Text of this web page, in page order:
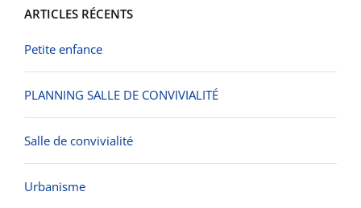
ARTICLES RÉCENTS
Petite enfance
PLANNING SALLE DE CONVIVIALITÉ
Salle de convivialité
Urbanisme